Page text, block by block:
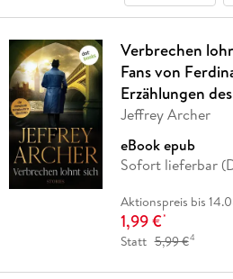
Verbrechen
Fans von
Erzählungen
Jeffrey Archer
eBook epub
Sofort lieferbar
Aktionspreis bis
1,99 €*
Statt 5,99 €4